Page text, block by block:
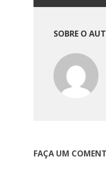
SOBRE O
FAÇA UM